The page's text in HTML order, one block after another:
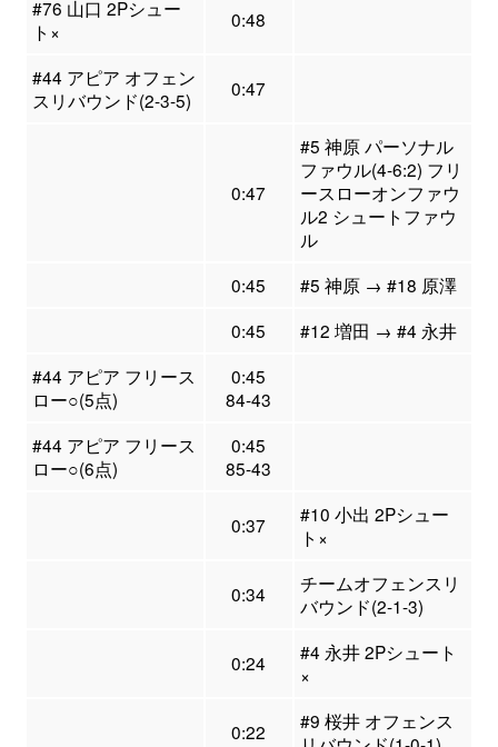
#76 山口 2Pシュー
ト×
0:48
#44 アピア オフェン
スリバウンド(2-3-5)
0:47
0:47
#5 神原 パーソナル
ファウル(4-6:2) フリ
ースローオンファウ
ル2 シュートファウ
ル
0:45
#5 神原 → #18 原澤
0:45
#12 増田 → #4 永井
#44 アピア フリース
ロー○(5点)
0:45
84-43
#44 アピア フリース
ロー○(6点)
0:45
85-43
0:37
#10 小出 2Pシュー
ト×
0:34
チームオフェンスリ
バウンド(2-1-3)
0:24
#4 永井 2Pシュート
×
0:22
#9 桜井 オフェンス